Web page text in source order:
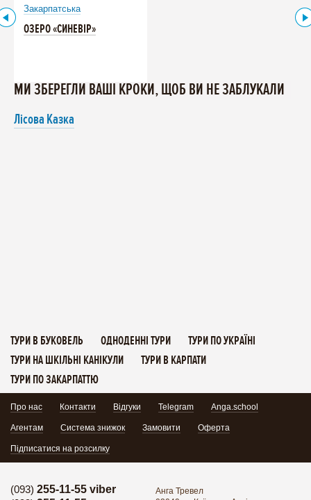
Закарпатська
ОЗЕРО «СИНЕВІР»
МИ ЗБЕРЕГЛИ ВАШІ КРОКИ, ЩОБ ВИ НЕ ЗАБЛУКАЛИ
Лісова Казка
ТУРИ В БУКОВЕЛЬ ОДНОДЕННІ ТУРИ
ТУРИ ПО УКРАЇНІ
ТУРИ НА ШКІЛЬНІ КАНІКУЛИ
ТУРИ В КАРПАТИ
ТУРИ ПО ЗАКАРПАТТЮ
Про нас Контакти Відгуки Telegram Anga.school
Агентам Система знижок Замовити Оферта
Підписатися на розсилку
(093) 255-11-55 viber
Анга Тревел